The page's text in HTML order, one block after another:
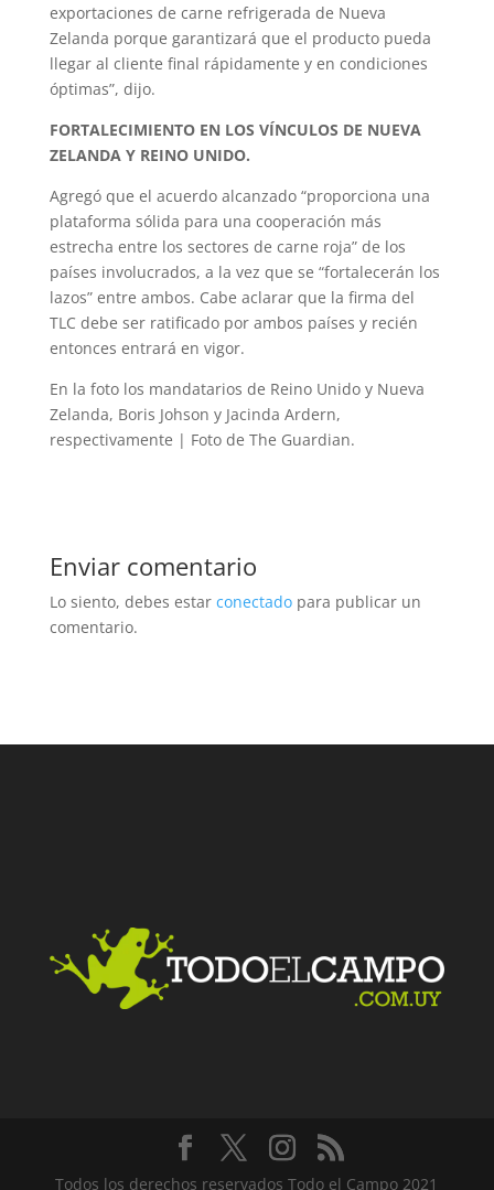
exportaciones de carne refrigerada de Nueva
Zelanda porque garantizará que el producto pueda
llegar al cliente final rápidamente y en condiciones
óptimas”, dijo.
FORTALECIMIENTO EN LOS VÍNCULOS DE NUEVA
ZELANDA Y REINO UNIDO.
Agregó que el acuerdo alcanzado “proporciona una
plataforma sólida para una cooperación más
estrecha entre los sectores de carne roja” de los
países involucrados, a la vez que se “fortalecerán los
lazos” entre ambos. Cabe aclarar que la firma del
TLC debe ser ratificado por ambos países y recién
entonces entrará en vigor.
En la foto los mandatarios de Reino Unido y Nueva
Zelanda, Boris Johson y Jacinda Ardern,
respectivamente | Foto de The Guardian.
Enviar comentario
Lo siento, debes estar conectadopara publicar un
comentario.
Todos los derechos reservados Todo el Campo 2021
Facebook